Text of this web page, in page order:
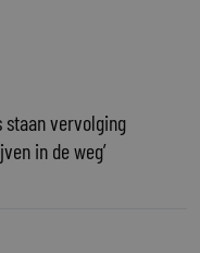
staan vervolging
in de weg’